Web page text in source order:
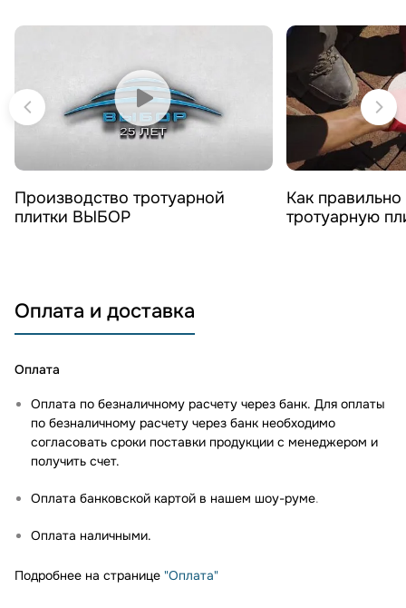
Смотреть видео
Производство тротуарной
плитки ВЫБОР
Смотреть
Как
тротуарную
Оплата и доставка
Оплата
Оплата по безналичному расчету через банк. Для оплаты
по безналичному расчету через банк необходимо
согласовать сроки поставки продукции с менеджером и
получить счет.
Оплата банковской картой в нашем шоу-руме.
Оплата наличными.
Подробнее на странице "Оплата"